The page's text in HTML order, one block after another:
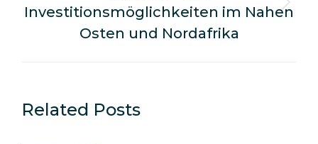
Nächster
Beitrag:
Investitionsmöglichkeiten im Nahen
Osten und Nordafrika
Related Posts